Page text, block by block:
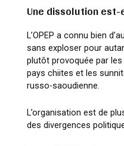
Une dissolution
L’OPEP a connu bien
sans exploser pour
plutôt provoquée par
pays chiites et les
russo-saoudienne.
L’organisation est de
des divergences